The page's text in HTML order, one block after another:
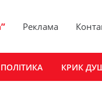
Реклама
ПОЛІТИКА КРИК